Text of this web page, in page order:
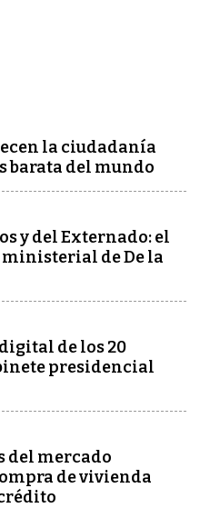
la ciudadanía
barata del mundo
y del Externado: el
de De la
de los 20
presidencial
del mercado
de vivienda